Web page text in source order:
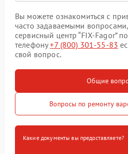
Вы можете ознакомиться с
часто задаваемыми
сервисный центр “FIX-Fagor”
телефону+7 (800) 301-55-83
свой вопрос.
Общие
Вопросы по ремонту
Какие документы вы предоставляете?